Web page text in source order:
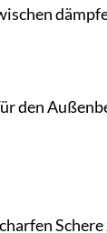
den
Schere